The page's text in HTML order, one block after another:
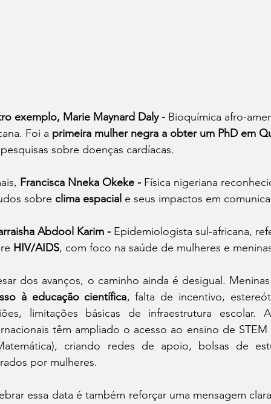
exemplo, Marie Maynard Daly - Bioquímica afro-
Foi a primeira mulher negra a obter um PhD em
sobre doenças cardíacas.
Francisca Nneka Okeke - Física nigeriana
sobre clima espacial e seus impactos em
Abdool Karim - Epidemiologista sul-africana,
HIV/AIDS, com foco na saúde de mulheres e
dos avanços, o caminho ainda é desigual.
à educação científica, falta de incentivo,
limitações básicas de infraestrutura escolar.
têm ampliado o acesso ao ensino de
criando redes de apoio, bolsas de
por mulheres.
essa data é também reforçar uma mensagem